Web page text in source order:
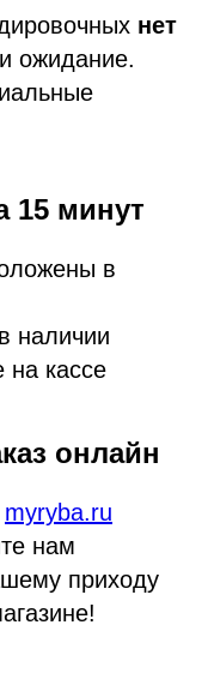
нет
ожидание.
15 минут
в
наличии
на кассе
онлайн
myryba.ru
нам
приходу